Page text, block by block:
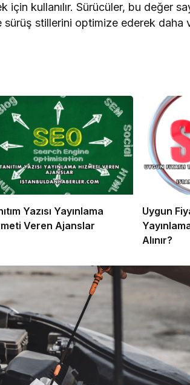
kullanılır. Sürücüler, bu değer
stillerini optimize ederek daha
Yazısı Yayınlama
Veren Ajanslar
Uygun
Alınır?